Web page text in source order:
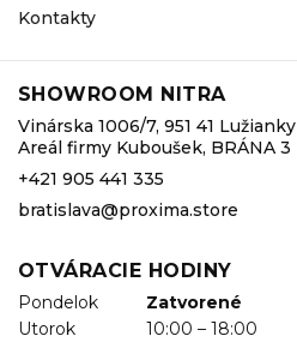
Kontakty
SHOWROOM NITRA
Vinárska 1006/7, 951 41 Lužianky
Areál firmy Kuboušek, BRÁNA 3
+421 905 441 335
bratislava@proxima.store
OTVÁRACIE HODINY
Pondelok
Zatvorené
Utorok
10:00 – 18:00